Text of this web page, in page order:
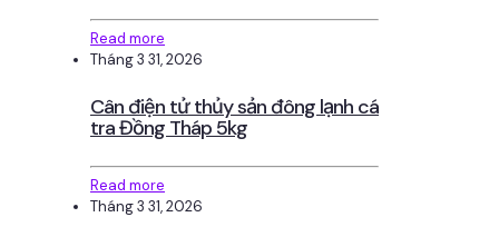
Read more
Tháng 3 31, 2026
Cân điện tử thủy sản đông lạnh cá
tra Đồng Tháp 5kg
Read more
Tháng 3 31, 2026